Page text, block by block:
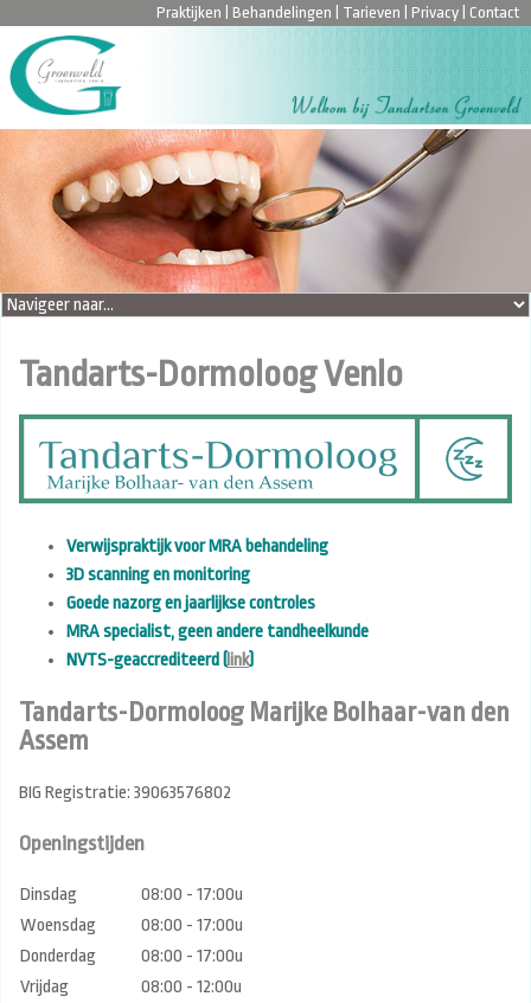
Praktijken Behandelingen Tarieven Privacy Contact
Tandarts-Dormoloog Venlo
Verwijspraktijk voor MRA behandeling
3D scanning en monitoring
Goede nazorg en jaarlijkse controles
MRA specialist, geen andere tandheelkunde
NVTS-geaccrediteerd (link)
Tandarts-Dormoloog Marijke Bolhaar-van den
Assem
BIG Registratie: 39063576802
Openingstijden
Dinsdag
08:00 - 17:00u
Woensdag
08:00 - 17:00u
Donderdag
08:00 - 17:00u
Vrijdag
08:00 - 12:00u